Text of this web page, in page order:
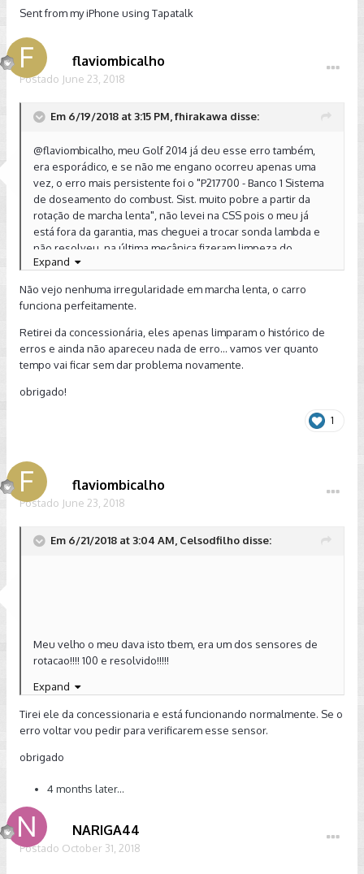
Sent from my iPhone using Tapatalk
flaviombicalho
Postado June 23, 2018
Em 6/19/2018 at 3:15 PM, fhirakawa disse:
@flaviombicalho, meu Golf 2014 já deu esse erro também,
era esporádico, e se não me engano ocorreu apenas uma
vez, o erro mais persistente foi o "P217700 - Banco 1 Sistema
de doseamento do combust. Sist. muito pobre a partir da
rotação de marcha lenta", não levei na CSS pois o meu já
está fora da garantia, mas cheguei a trocar sonda lambda e
não resolveu, na última mecânica fizeram limpeza do
sistema de injeção, TBI, descarbonização, filtro, etc. e
irregularidade em marcha lenta?
Expand
Não vejo nenhuma irregularidade em marcha lenta, o carro
funciona perfeitamente.
Retirei da concessionária, eles apenas limparam o histórico de
erros e ainda não apareceu nada de erro... vamos ver quanto
tempo vai ficar sem dar problema novamente.
obrigado!
1
flaviombicalho
Postado June 23, 2018
Em 6/21/2018 at 3:04 AM, Celsodfilho disse:
Meu velho o meu dava isto tbem, era um dos sensores de
rotacao!!!! 100 e resolvido!!!!!
Sent from my iPhone using Tapatalk
Expand
Tirei ele da concessionaria e está funcionando normalmente. Se o
erro voltar vou pedir para verificarem esse sensor.
obrigado
4 months later...
NARIGA44
Postado October 31, 2018